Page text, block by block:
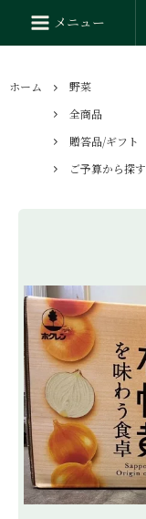
メニュー
ホーム
野菜
全商品
贈答品/ギフト
ご予算から探す